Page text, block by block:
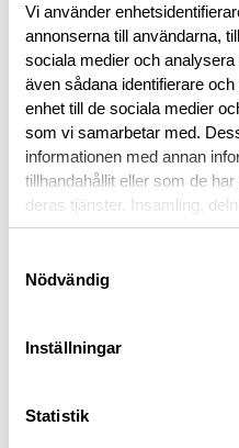
Vi använder
annonserna till användarna,
sociala medier och
även sådana identifierare
enhet till de sociala medier
som vi samarbetar med.
informationen med annan
tillhandahållit eller som de
deras tjänster. Insamling,
personuppgifter kan
Nödvändig
Inställningar
Statistik
BESKRIVNING
RECENSIONER
OM VARUMÄRKET
PACKFICKOR